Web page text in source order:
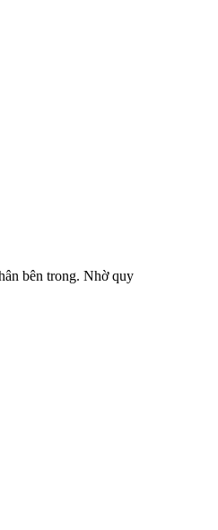
bên trong. Nhờ quy